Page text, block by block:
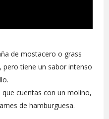
de mostacero o grass
pero tiene un sabor intenso
cuentas con un molino,
de hamburguesa.